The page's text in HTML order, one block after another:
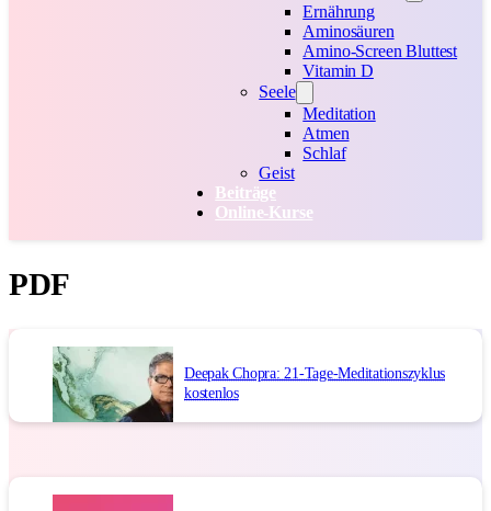
Ernährung
Aminosäuren
Amino-Screen Bluttest
Vitamin D
Seele
Meditation
Atmen
Schlaf
Geist
Beiträge
Online-Kurse
PDF
Deepak Chopra: 21-Tage-Meditationszyklus
kostenlos